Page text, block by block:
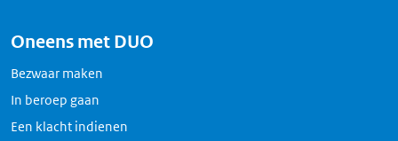
Oneens met DUO
Bezwaar maken
In beroep gaan
Een klacht indienen